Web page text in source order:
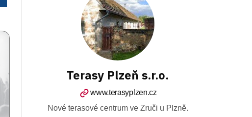
Terasy Plzeň s.r.o.
www.terasyplzen.cz
Nové terasové centrum ve Zruči u Plzně.